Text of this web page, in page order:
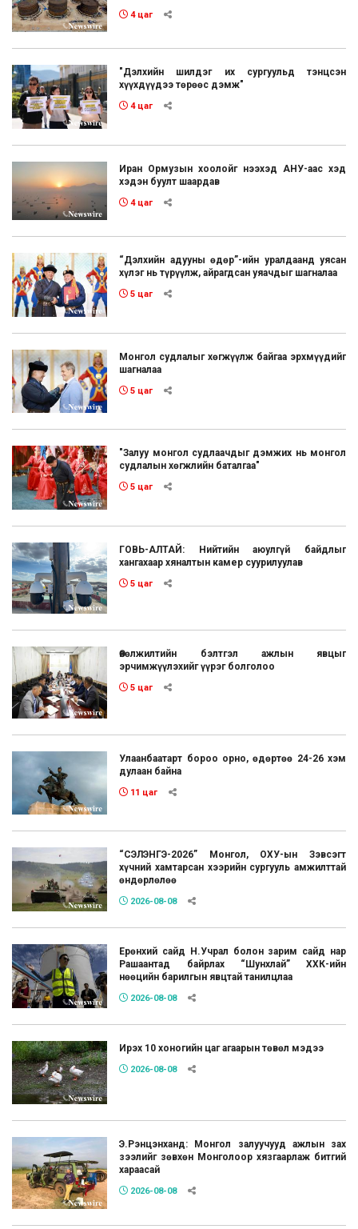
4 цаг
"Дэлхийн шилдэг их сургуульд тэнцсэн
хүүхдүүдээ төрөөс дэмж"
4 цаг
Иран Ормузын хоолойг нээхэд АНУ-аас хэд
хэдэн буулт шаардав
4 цаг
“Дэлхийн адууны өдөр”-ийн уралдаанд уясан
хүлэг нь түрүүлж, айрагдсан уяачдыг шагналаа
5 цаг
Монгол судлалыг хөгжүүлж байгаа эрхмүүдийг
шагналаа
5 цаг
"Залуу монгол судлаачдыг дэмжих нь монгол
судлалын хөгжлийн баталгаа"
5 цаг
ГОВЬ-АЛТАЙ: Нийтийн аюулгүй байдлыг
хангахаар хяналтын камер суурилуулав
5 цаг
Өвөлжилтийн бэлтгэл ажлын явцыг
эрчимжүүлэхийг үүрэг болголоо
5 цаг
Улаанбаатарт бороо орно, өдөртөө 24-26 хэм
дулаан байна
11 цаг
“СЭЛЭНГЭ-2026” Монгол, ОХУ-ын Зэвсэгт
хүчний хамтарсан хээрийн сургууль амжилттай
өндөрлөлөө
2026-08-08
Ерөнхий сайд Н.Учрал болон зарим сайд нар
Рашаантад байрлах “Шунхлай” ХХК-ийн
нөөцийн барилгын явцтай танилцлаа
2026-08-08
Ирэх 10 хоногийн цаг агаарын төвөл мэдээ
2026-08-08
Э.Рэнцэнханд: Монгол залуучууд ажлын зах
зээлийг зөвхөн Монголоор хязгаарлаж битгий
хараасай
2026-08-08